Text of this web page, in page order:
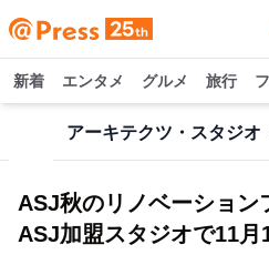
新着 エンタメ グルメ 旅行
ASJ秋のリノベーショ
ASJ加盟スタジオで11月